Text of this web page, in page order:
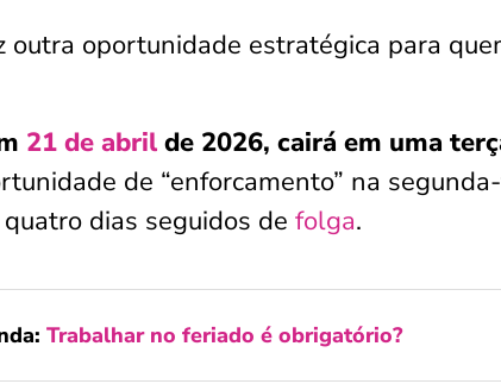
oportunidade estratégica para
21 de abril de 2026, cairá em uma
de “enforcamento” na
dias seguidos de folga.
Trabalhar no feriado é obrigatório?